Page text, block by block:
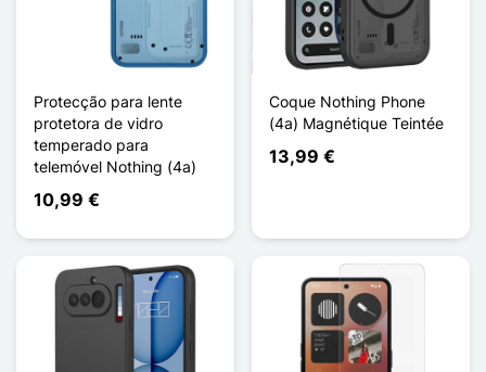
Protecção para lente
protetora de vidro
temperado para
telemóvel Nothing (4a)
10,99 €
Coque Nothing Phone
(4a) Magnétique Teintée
13,99 €